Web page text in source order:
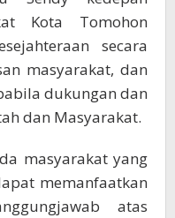
Kota Tomohon
secara
masyarakat, dan
dukungan dan
dan Masyarakat.
masyarakat yang
memanfaatkan
atas